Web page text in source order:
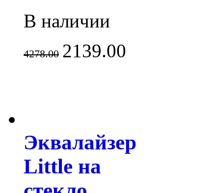
В наличии
4278.00 2139.00
Эквалайзер
Little на